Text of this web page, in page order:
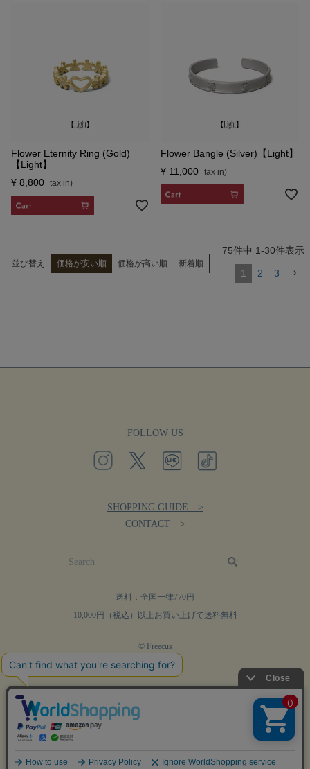
Flower Eternity Ring (Gold)
【Light】
¥ 8,800
Flower Bangle (Silver)【Light】
¥ 11,000
並び替え 価格が安い順 価格が高い順 新着順
75件中 1-30件表示
1 2 3
FOLLOW US
SHOPPING GUIDE >
CONTACT >
送料：全国一律770円
10,000円（税込）以上お買い上げで送料無料
© Freecus